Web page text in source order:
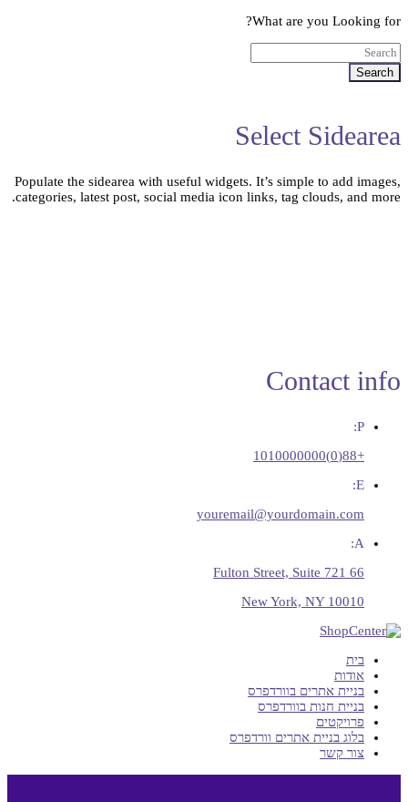
What are you Looking for?
Search
Select Sidearea
Populate the sidearea with useful widgets. It’s simple to add images,
categories, latest post, social media icon links, tag clouds, and more.
Contact info
P:
+88(0)1010000000
E:
youremail@yourdomain.com
A:
66 Fulton Street, Suite 721
New York, NY 10010
בית
אודות
בניית אתרים בוורדפרס
בניית חנות בוורדפרס
פרויקטים
בלוג בניית אתרים וורדפרס
צור קשר